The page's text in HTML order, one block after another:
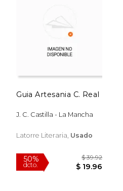
40%
dcto.
$ 31.52
$ 18.91
Guia Artesania C. Real
J. C. Castilla - La Mancha
Latorre Literaria, Usado